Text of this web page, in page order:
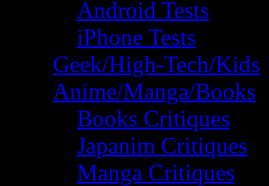
Android Tests
iPhone Tests
Geek/High-Tech/Kids
Anime/Manga/Books
Books Critiques
Japanim Critiques
Manga Critiques